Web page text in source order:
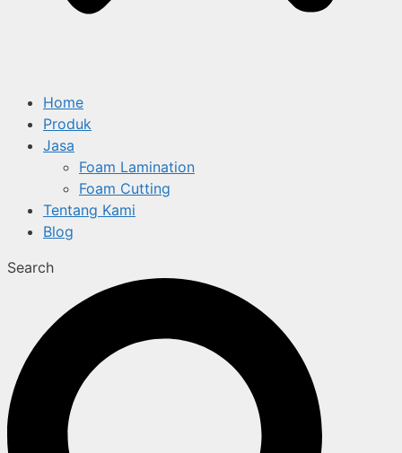
Home
Produk
Jasa
Foam Lamination
Foam Cutting
Tentang Kami
Blog
Search